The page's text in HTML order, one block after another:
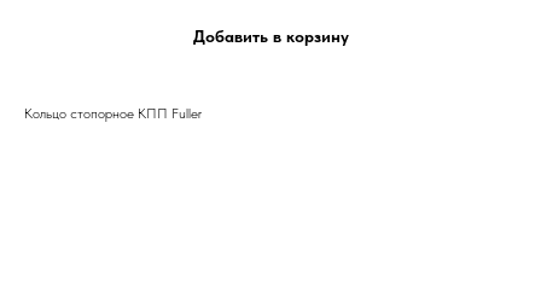
Добавить в корзину
Кольцо стопорное КПП Fuller